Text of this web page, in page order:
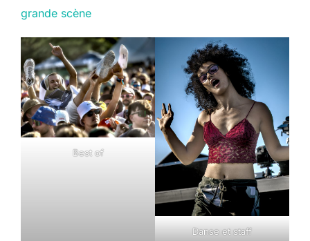
grande scène
Best of
Danse et staff